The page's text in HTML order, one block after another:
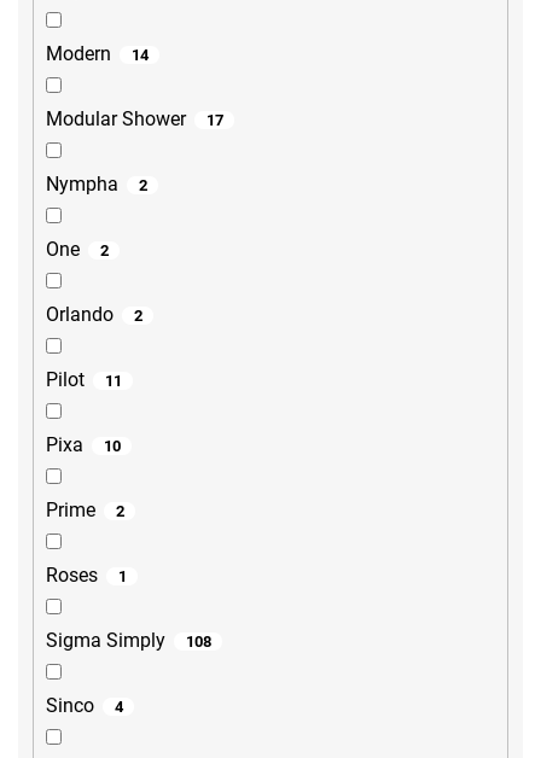
Modern 14
Modular Shower 17
Nympha 2
One 2
Orlando 2
Pilot 11
Pixa 10
Prime 2
Roses 1
Sigma Simply 108
Sinco 4